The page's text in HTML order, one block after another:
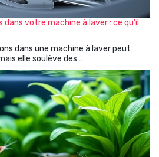
dans votre machine à laver : ce qu’il
dans une machine à laver peut
elle soulève des…